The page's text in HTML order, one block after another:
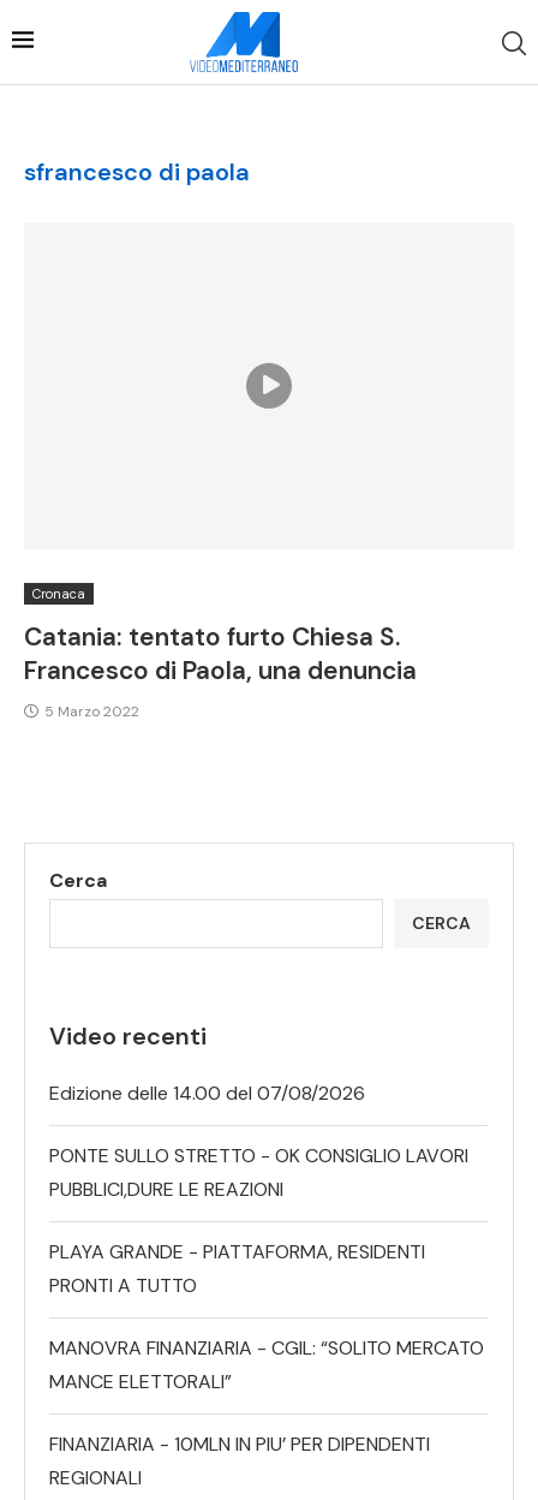
sfrancesco di paola
Cronaca
Catania: tentato furto Chiesa S.
Francesco di Paola, una denuncia
5 Marzo 2022
Cerca
CERCA
Video recenti
Edizione delle 14.00 del 07/08/2026
PONTE SULLO STRETTO - OK CONSIGLIO LAVORI
PUBBLICI,DURE LE REAZIONI
PLAYA GRANDE - PIATTAFORMA, RESIDENTI
PRONTI A TUTTO
MANOVRA FINANZIARIA - CGIL: “SOLITO MERCATO
MANCE ELETTORALI”
FINANZIARIA - 10MLN IN PIU’ PER DIPENDENTI
REGIONALI